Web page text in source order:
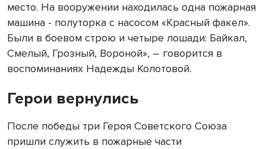
место. На вооружении находилась одна пожарная
машина - полуторка с насосом «Красный факел».
Были в боевом строю и четыре лошади: Байкал,
Смелый, Грозный, Вороной», – говорится в
воспоминаниях Надежды Колотовой.
Герои вернулись
После победы три Героя Советского Союза
пришли служить в пожарные части